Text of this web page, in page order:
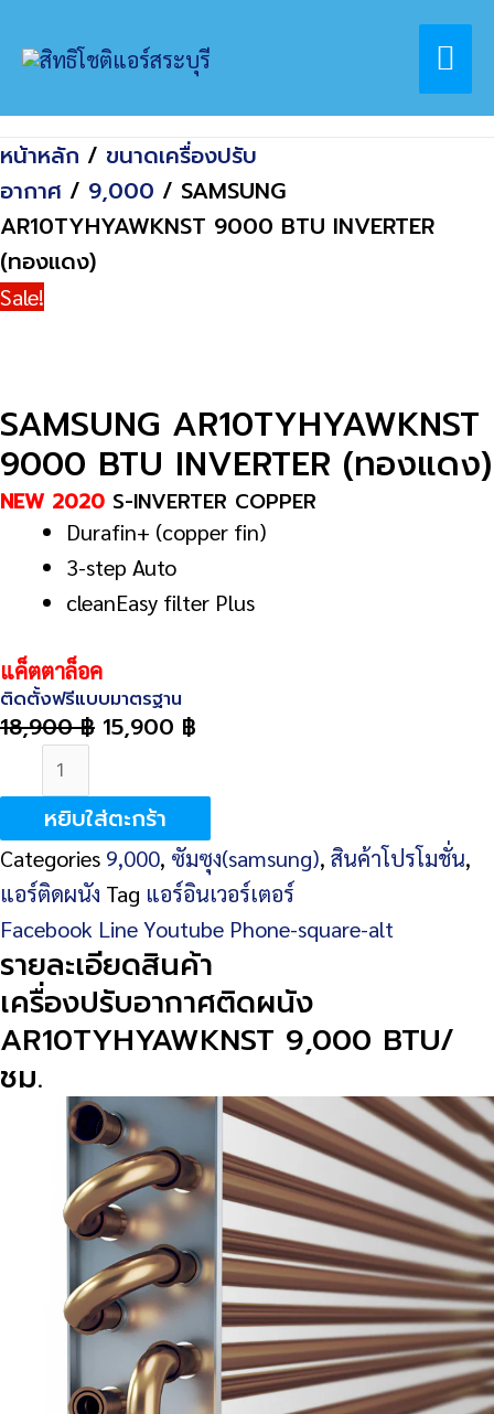
Home
สินค้า
SAMSUNG AR10TYHYAWKNST 9000 BTU
หน้าหลัก / ขนาดเครื่องปรับ
อากาศ / 9,000 / SAMSUNG
AR10TYHYAWKNST 9000 BTU INVERTER
(ทองแดง)
Sale!
SAMSUNG AR10TYHYAWKNST
9000 BTU INVERTER (ทองแดง)
NEW 2020 S-INVERTER COPPER
Durafin+ (copper fin)
3-step Auto
cleanEasy filter Plus
แค็ตตาล็อค
ติดตั้งฟรีแบบมาตรฐาน
18,900฿ 15,900 ฿
จำนวน
SAMSUNG
AR10TYHYAWKNST
9000
BTU
INVERTER
(ทองแดง)
ชิ้น
หยิบใส่ตะกร้า
Categories 9,000, ซัมซุง(samsung), สินค้าโปรโมชั่น,
แอร์ติดผนัง Tag แอร์อินเวอร์เตอร์
Facebook LineYoutube Phone-square-alt
รายละเอียดสินค้า
เครื่องปรับอากาศติดผนัง
AR10TYHYAWKNST 9,000 BTU/
ชม.